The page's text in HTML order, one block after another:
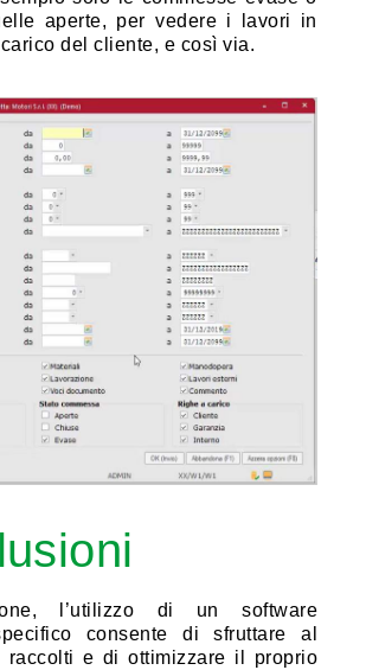
aperte, per vedere i lavori in
del cliente, e così via.
l’utilizzo di un software
consente di sfruttare al
raccolti e di ottimizzare il proprio